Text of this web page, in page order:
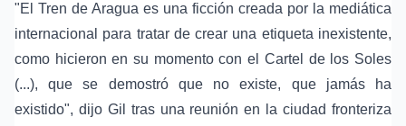
"El Tren de Aragua es una ficción creada por la mediática
internacional para tratar de crear una etiqueta inexistente,
como hicieron en su momento con el Cartel de los Soles
(...), que se demostró que no existe, que jamás ha
existido", dijo Gil tras una reunión en la ciudad fronteriza